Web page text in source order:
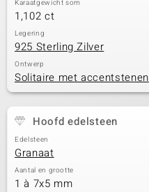
Karaatgewicht som
1,102 ct
Legering
925 Sterling Zilver
Ontwerp
Solitaire met accentstenen
Hoofd edelsteen
Edelsteen
Granaat
Aantal en grootte
1 à 7x5 mm